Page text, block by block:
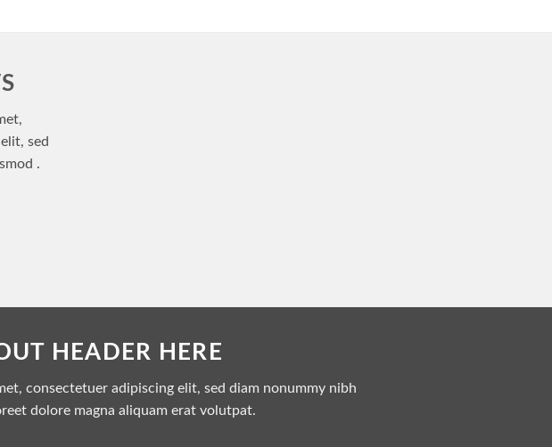
sed
.
HEADER HERE
consectetuer adipiscing elit, sed diam nonummy nibh
dolore magna aliquam erat volutpat.